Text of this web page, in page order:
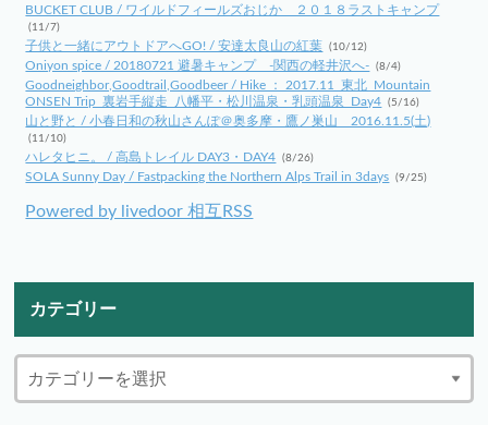
BUCKET CLUB / ワイルドフィールズおじか ２０１８ラストキャンプ
(11/7)
子供と一緒にアウトドアへGO! / 安達太良山の紅葉 (10/12)
Oniyon spice / 20180721 避暑キャンプ -関西の軽井沢へ- (8/4)
Goodneighbor,Goodtrail,Goodbeer / Hike ： 2017.11_東北_Mountain
ONSEN Trip_裏岩手縦走_八幡平・松川温泉・乳頭温泉_Day4 (5/16)
山と野と / 小春日和の秋山さんぽ＠奥多摩・鷹ノ巣山 2016.11.5(土)
(11/10)
ハレタヒニ。 / 高島トレイル DAY3・DAY4 (8/26)
SOLA Sunny Day / Fastpacking the Northern Alps Trail in 3days (9/25)
Powered by livedoor 相互RSS
カテゴリー